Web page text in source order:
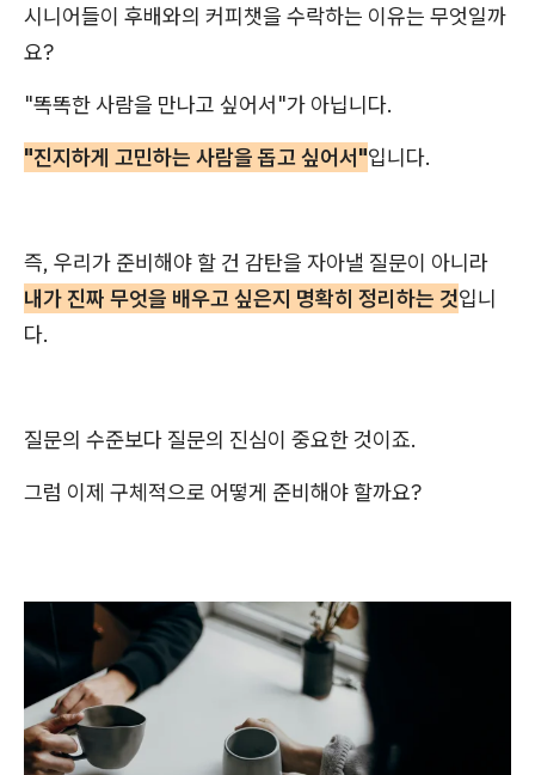
시니어들이 후배와의 커피챗을 수락하는 이유는 무엇일까
요?
"똑똑한 사람을 만나고 싶어서"가 아닙니다.
"진지하게 고민하는 사람을 돕고 싶어서"입니다.
즉, 우리가 준비해야 할 건 감탄을 자아낼 질문이 아니라
내가 진짜 무엇을 배우고 싶은지 명확히 정리하는 것입니
다.
질문의 수준보다 질문의 진심이 중요한 것이죠.
그럼 이제 구체적으로 어떻게 준비해야 할까요?